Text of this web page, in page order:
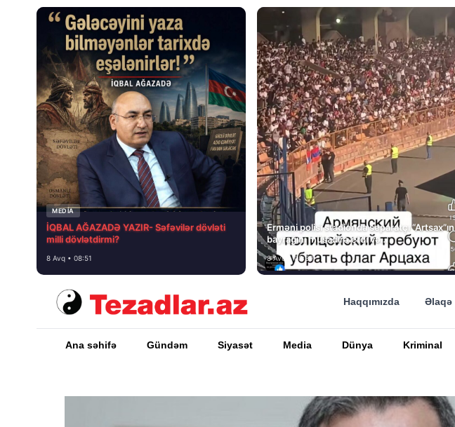
MEDİA
İQBAL AĞAZADƏ YAZIR- Səfəvilər dövləti
milli dövlətdirmi?
8 Avq • 08:51
Erməni polisi stadionda separatçı “Artsax”ın
bayrağını müsadirə etdi və…
8 Avq • 08:39
Haqqımızda Əlaqə
Ana səhifə Gündəm Siyasət Media Dünya Kriminal